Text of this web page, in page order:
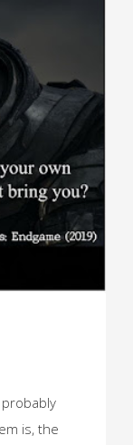
is, the